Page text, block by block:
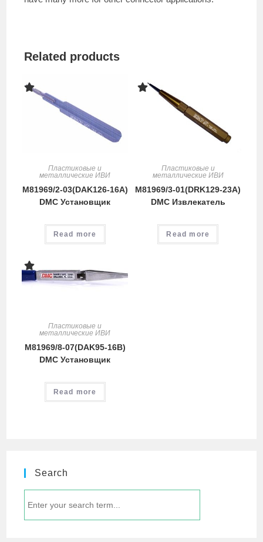
Related products
Пластиковые и
металлические ИВИ
M81969/2-03(DAK126-16A)
DMC Установщик
Read more
Пластиковые и
металлические ИВИ
M81969/3-01(DRK129-23A)
DMC Извлекатель
Read more
Пластиковые и
металлические ИВИ
M81969/8-07(DAK95-16B)
DMC Установщик
Read more
Search